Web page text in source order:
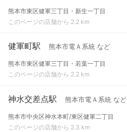
熊本市東区健軍三丁目・新生一丁目
このページの店舗から 2.2 km
健軍町駅 熊本市電Ａ系統 など
熊本市東区健軍三丁目・若葉一丁目
このページの店舗から 2.2 km
神水交差点駅 熊本市電Ａ系統 など
熊本市中央区神水本町/東区健軍二丁目
このページの店舗から 2.3 km